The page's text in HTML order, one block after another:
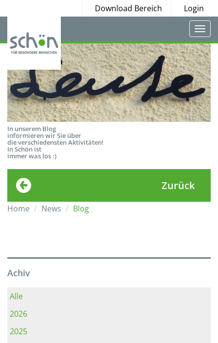
Download Bereich Login
In unserem Blog
informieren wir Sie über
die verschiedensten Aktivitäten!
In Schön ist
immer was los :)
Zurück
Home News Blog
Achiv
Alle
2026
2025